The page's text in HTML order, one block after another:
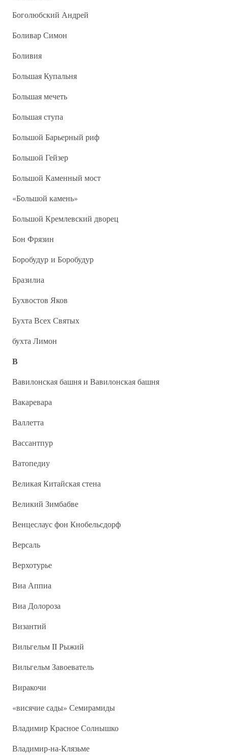
Боголюбский Андрей
Боливар Симон
Боливия
Большая Купальня
Большая мечеть
Большая ступа
Большой Барьерный риф
Большой Гейзер
Большой Каменный мост
«Большой камень»
Большой Кремлевский дворец
Бон Фрязин
Боробудур и Боробудур
Бразилиа
Бухвостов Яков
Бухта Всех Святых
бухта Лимон
В
Вавилонская башня и Вавилонская башня
Вакаревара
Валлетта
Вассантпур
Ватопедиу
Великая Китайская стена
Великий Зимбабве
Венцеслаус фон Кнобельсдорф
Версаль
Верхотурье
Виа Аппиа
Виа Долороза
Византий
Вильгельм II Рыжий
Вильгельм Завоеватель
Виракочи
«висячие сады» Семирамиды
Владимир Красное Солнышко
Владимир-на-Клязьме